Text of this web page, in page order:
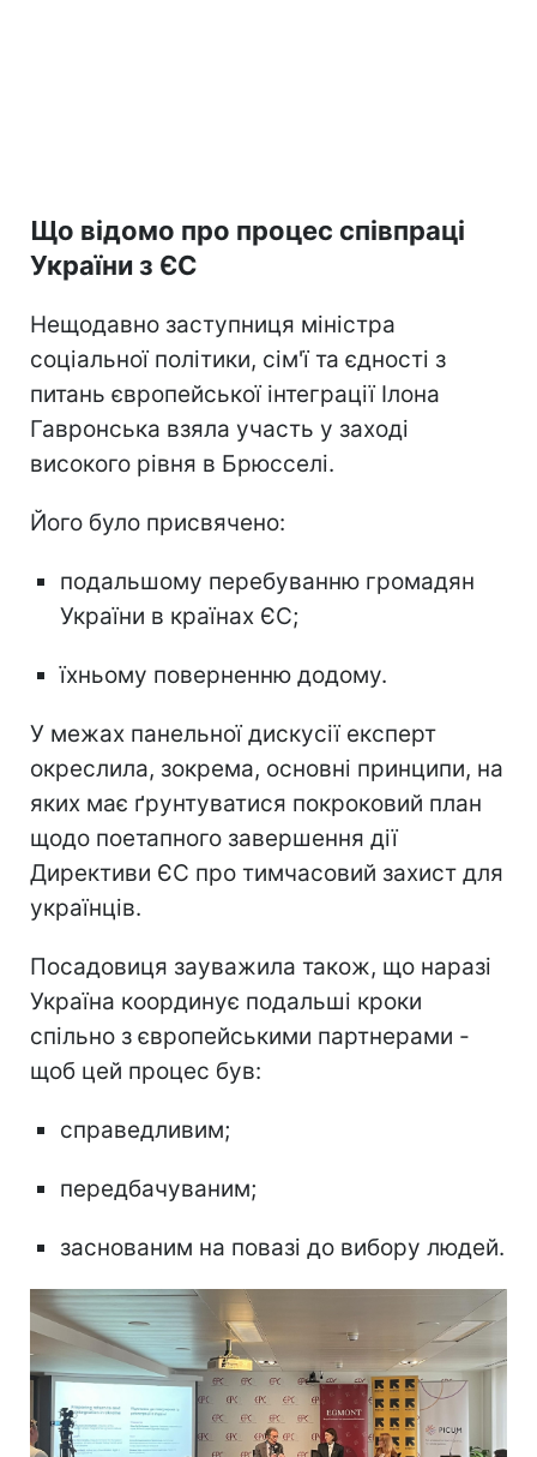
Що відомо про процес співпраці
України з ЄС
Нещодавно заступниця міністра
соціальної політики, сім'ї та єдності з
питань європейської інтеграції Ілона
Гавронська взяла участь у заході
високого рівня в Брюсселі.
Його було присвячено:
подальшому перебуванню громадян
України в країнах ЄС;
їхньому поверненню додому.
У межах панельної дискусії експерт
окреслила, зокрема, основні принципи, на
яких має ґрунтуватися покроковий план
щодо поетапного завершення дії
Директиви ЄС про тимчасовий захист для
українців.
Посадовиця зауважила також, що наразі
Україна координує подальші кроки
спільно з європейськими партнерами -
щоб цей процес був:
справедливим;
передбачуваним;
заснованим на повазі до вибору людей.